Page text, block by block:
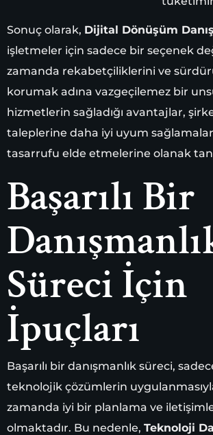
Sonuç olarak, Dijital Dönüşüm
işletmeler için sadece bir seçenek
zamanda rekabetçiliklerini ve
korumak adına vazgeçilemez bir
hizmetlerin sağladığı avantajlar,
taleplerine daha iyi uyum
tasarrufu elde etmelerine olanak
Başarılı Bir
Süreci İçin
İpuçları
Başarılı bir danışmanlık süreci,
teknolojik çözümlerin
zamanda iyi bir planlama ve
olmaktadır. Bu nedenle, Teknoloji